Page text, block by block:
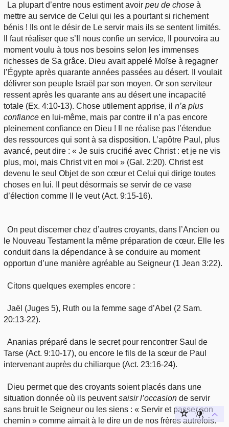
La plupart d’entre nous estiment avoirpeu de chose à
mettre au service de Celui qui les a pourtant si richement
bénis ! Ils ont le désir de Le servir mais ils se sentent limités.
Il faut réaliser que s’Il nous confie un service, Il pourvoira au
moment voulu à tous nos besoins selon les immenses
richesses de Sa grâce. Dieu avait appelé Moïse à regagner
l’Égypte après quarante années passées au désert. Il voulait
délivrer son peuple Israël par son moyen. Or son serviteur
ressent après les quarante ans au désert une incapacité
totale (Ex. 4:10-13). Chose utilement apprise, il n’a plus
confiance en lui-même, mais par contre il n’a pas encore
pleinement confiance en Dieu ! Il ne réalise pas l’étendue
des ressources qui sont à sa disposition. L’apôtre Paul, plus
avancé, peut dire : « Je suis crucifié avec Christ : et je ne vis
plus, moi, mais Christ vit en moi » (Gal. 2:20). Christ est
devenu le seul Objet de son cœur et Celui qui dirige toutes
choses en lui. Il peut désormais se servir de ce vase
d’élection comme Il le veut (Act. 9:15-16).
On peut discerner chez d’autres croyants, dans l’Ancien ou
le Nouveau Testament la même préparation de cœur. Elle les
conduit dans la dépendance à se conduire au moment
opportun d’une manière agréable au Seigneur (1 Jean 3:22).
Citons quelques exemples encore :
Jaël (Juges 5), Ruth ou la femme sage d’Abel (2 Sam.
20:13-22).
Ananias préparé dans le secret pour rencontrer Saul de
Tarse (Act. 9:10-17), ou encore le fils de la sœur de Paul
intervenant auprès du chiliarque (Act. 23:16-24).
Dieu permet que des croyants soient placés dans une
situation donnée où ils peuventsaisir l’occasion de servir
sans bruit le Seigneur ou les siens : « Servir et passer son
chemin » comme aimait à le dire un de nos frères autrefois.